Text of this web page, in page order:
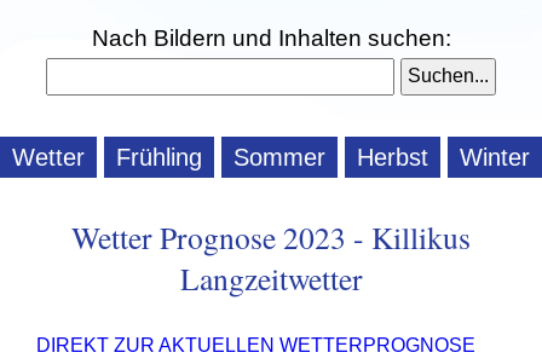
Nach Bildern und Inhalten suchen:
Wetter Frühling Sommer Herbst Winter
Wetter Prognose 2023 - Killikus
Langzeitwetter
DIREKT ZUR AKTUELLEN WETTERPROGNOSE